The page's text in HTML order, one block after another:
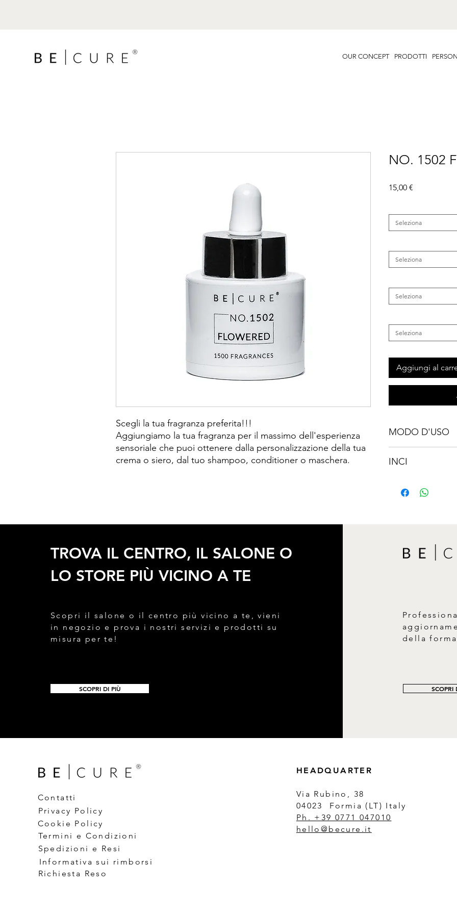
OUR CONCEPT PRODOTTI
Scegli la tua fragranza preferita!!!
Aggiungiamo la tua fragranza per il massimo dell'esperienza
sensoriale che puoi ottenere dalla personalizzazione della tua
crema o siero, dal tuo shampoo, conditioner o maschera.
NO. 1502
15,00 €
Seleziona
Seleziona
Seleziona
Seleziona
Aggiungi al
MODO D'USO
INCI
TROVA IL CENTRO, IL SALONE O
LO STORE PIÙ VICINO A TE
Scopri il salone o il centro più vicino a te, vieni
in negozio e prova i nostri servizi e prodotti su
misura per te!
SCOPRI DI PIÙ
della
SCOPRI
Contatti
Privacy Policy
Cookie Policy
Termini e Condizioni
Spedizioni e Resi
Informativa sui rimborsi
Richiesta Reso
HEADQUARTER
Via Rubino, 38
04023 Formia (LT) Italy
Ph. +39 0771 047010
hello@becure.it